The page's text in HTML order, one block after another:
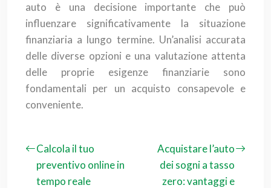
auto è una decisione importante che può
influenzare significativamente la situazione
finanziaria a lungo termine. Un’analisi accurata
delle diverse opzioni e una valutazione attenta
delle proprie esigenze finanziarie sono
fondamentali per un acquisto consapevole e
conveniente.
Calcola il tuo
preventivo online in
tempo reale
Acquistare l’auto
dei sogni a tasso
zero: vantaggi e